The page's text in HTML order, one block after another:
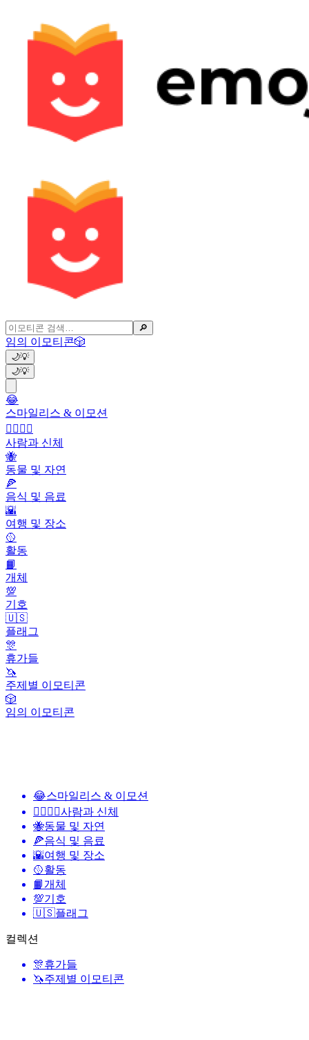
🔎
임의 이모티콘🎲
🌙💡
🌙💡
😂
스마일리스 & 이모션
👩‍❤️‍💋‍👨
사람과 신체
🐝
동물 및 자연
🍕
음식 및 음료
🌇
여행 및 장소
🥎
활동
📙
개체
💯
기호
🇺🇸
플래그
🎊
휴가들
🦄
주제별 이모티콘
🎲
임의 이모티콘
😂스마일리스 & 이모션
👩‍❤️‍💋‍👨사람과 신체
🐝동물 및 자연
🍕음식 및 음료
🌇여행 및 장소
🥎활동
📙개체
💯기호
🇺🇸플래그
컬렉션
🎊휴가들
🦄주제별 이모티콘